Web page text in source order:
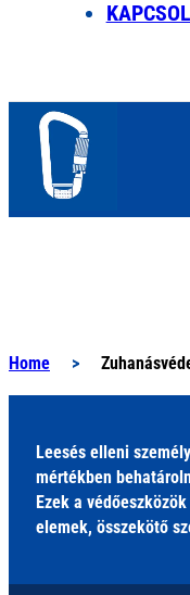
Home >
Leesés elleni
mértékben
Ezek a
elemek, összekötő